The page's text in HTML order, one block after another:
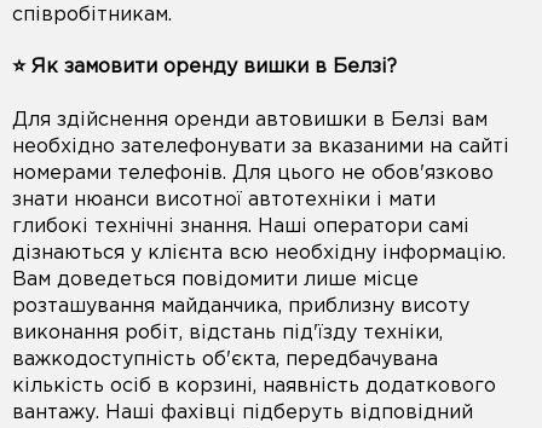
співробітникам.
⭐️ Як замовити оренду вишки в Белзі?
Для здійснення оренди автовишки в Белзі вам
необхідно зателефонувати за вказаними на сайті
номерами телефонів. Для цього не обов'язково
знати нюанси висотної автотехніки і мати
глибокі технічні знання. Наші оператори самі
дізнаються у клієнта всю необхідну інформацію.
Вам доведеться повідомити лише місце
розташування майданчика, приблизну висоту
виконання робіт, відстань під'їзду техніки,
важкодоступність об'єкта, передбачувана
кількість осіб в корзині, наявність додаткового
вантажу. Наші фахівці підберуть відповідний